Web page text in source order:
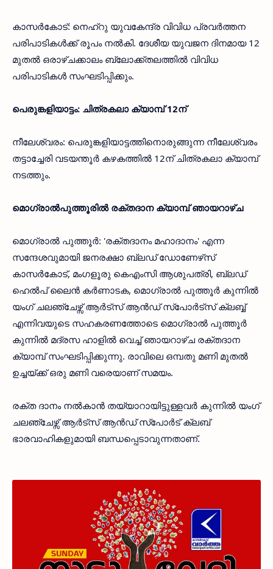
കാസര്‍കോട്: നെഹ്‌റു യുവകേന്ദ്ര വിവിധ പ്രവര്‍ത്തന
പരിപാടികള്‍ക്ക് രൂപം നല്‍കി. ദേശീയ യുവജന ദിനമായ 12
മുതല്‍ ഒരാഴ്ചക്കാലം ബ്ലോക്ക്തലത്തില്‍ വിവിധ
പരിപാടികള്‍ സംഘടിപ്പിക്കും.
പെരുങ്കളിയാട്ടം: ചിത്രകലാ ക്യാമ്പ് 12ന്
നീലേശ്വരം: പെരുങ്കളിയാട്ടത്തിനൊരുങ്ങുന്ന നീലേശ്വരം
തട്ടാച്ചേരി വടയന്തൂര്‍ കഴകത്തില്‍ 12ന് ചിത്രകലാ ക്യാമ്പ്
നടത്തും.
മൊഗ്രാല്‍പുത്തൂരില്‍ രക്തദാന ക്യാമ്പ് ഞായറാഴ്ച
മൊഗ്രാല്‍ പുത്തൂര്‍: 'രക്തദാനം മഹാദാനം' എന്ന
സന്ദേശവുമായി ജനരക്ഷാ ബ്ലഡ് ഡോണേഴ്‌സ്
കാസര്‍കോട്, മംഗളൂരു കെഎംസി ആശുപത്രി, ബ്ലഡ്
ഹെല്‍പ് ലൈന്‍ കര്‍ണാടക, മൊഗ്രാല്‍ പുത്തൂര്‍ കുന്നില്‍
യംഗ് ചലഞ്ചേഴ്സ് ആര്‍ട്‌സ് ആന്‍ഡ് സ്‌പോര്‍ട്‌സ് ക്ലബ്ബ്
എന്നിവയുടെ സഹകരണത്തോടെ മൊഗ്രാല്‍ പുത്തൂര്‍
കുന്നില്‍ മദ്രസ ഹാളില്‍ വെച്ച് ഞായറാഴ്ച രക്തദാന
ക്യാമ്പ് സംഘടിപ്പിക്കുന്നു. രാവിലെ ഒമ്പതു മണി മുതല്‍
ഉച്ചയ്ക്ക് ഒരു മണി വരെയാണ് സമയം.
രക്ത ദാനം നല്‍കാന്‍ തയ്യാറായിട്ടുള്ളവര്‍ കുന്നില്‍ യംഗ്
ചലഞ്ചേഴ്സ് ആര്‍ട്‌സ് ആന്‍ഡ് സ്പോര്‍ട് ക്ലബ്
ഭാരവാഹികളുമായി ബന്ധപ്പെടാവുന്നതാണ്.